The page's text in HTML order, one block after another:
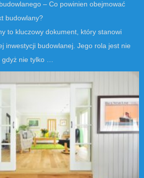
– Co powinien obejmować
budowlany?
to kluczowy dokument, który stanowi
inwestycji budowlanej. Jego rola jest nie
nie tylko …